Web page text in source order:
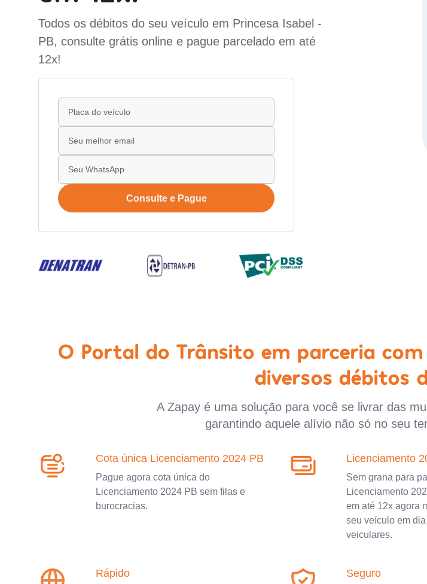
Todos os débitos do seu veículo em Princesa Isabel -
PB, consulte grátis online e pague parcelado em até
12x!
Consulte e Pague
O Portal do Trânsito em parceria
diversos débitos
A Zapay é uma solução para você se livrar das
garantindo aquele alívio não só no seu
Cota única Licenciamento 2024 PB
Pague agora cota única do
Licenciamento 2024 PB sem filas e
burocracias.
Licenciamento
Sem grana para
Licenciamento
em até 12x agora
seu veículo em
veiculares.
Rápido Seguro